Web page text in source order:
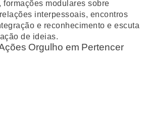
modulares sobre
interpessoais, encontros
e reconhecimento e escuta
de ideias.
Orgulho em Pertencer